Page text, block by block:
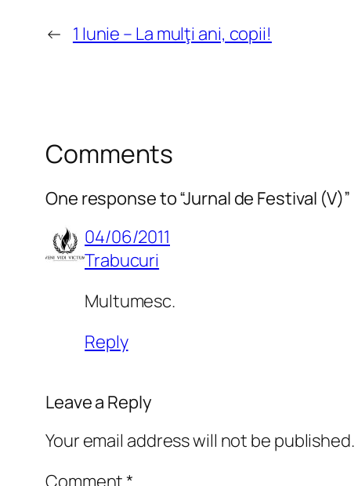
← 1 Iunie – La mulţi ani, copii!
Comments
One response to “Jurnal de Festival (V)”
04/06/2011
Trabucuri
Multumesc.
Reply
Leave a Reply
Your email address will not be published.
Comment*